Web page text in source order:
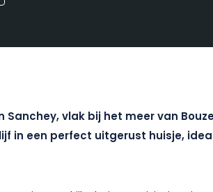
Sanchey, vlak bij het meer van
in een perfect uitgerust huisje,